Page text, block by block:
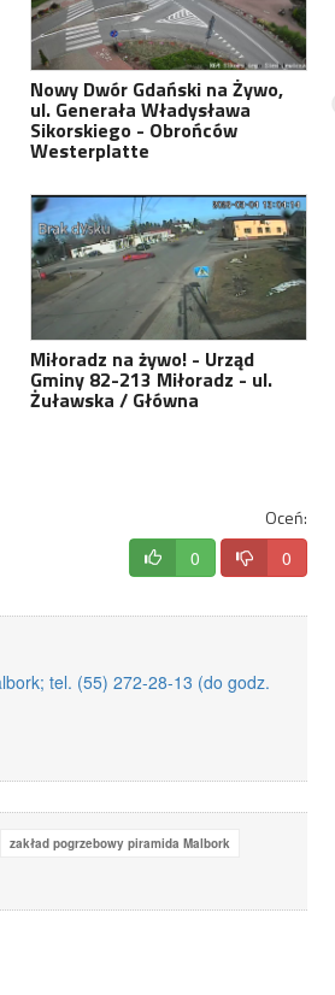
Nowy Dwór Gdański na Żywo,
ul. Generała Władysława
Sikorskiego - Obrońców
Westerplatte
Miłoradz na żywo! - Urząd
Gminy 82-213 Miłoradz - ul.
Żuławska / Główna
Oceń:
0 0
tel. (55) 272-28-13 (do godz.
zakład pogrzebowy piramida Malbork
Nocny wypadek na hulajnodze
elektrycznej w Malborku. 15-latek
zabrany do szpitala śmigłowcem LPR.
Wideo